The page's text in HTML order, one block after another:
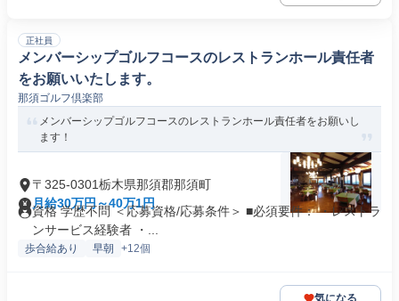
正社員
メンバーシップゴルフコースのレストランホール責任者
をお願いいたします。
那須ゴルフ倶楽部
メンバーシップゴルフコースのレストランホール責任者をお願いし
ます！
〒325-0301栃木県那須郡那須町
月給30万円～40万1円
資格 学歴不問 ＜応募資格/応募条件＞ ■必須要件： ・レストラ
ンサービス経験者 ・...
歩合給あり 早朝 +12個
気になる